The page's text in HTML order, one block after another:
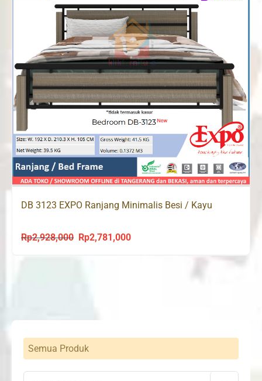
DB 3123 EXPO Ranjang Minimalis Besi / Kayu
Rp2,928,000
Original
Rp2,781,000Current
Semua Produk